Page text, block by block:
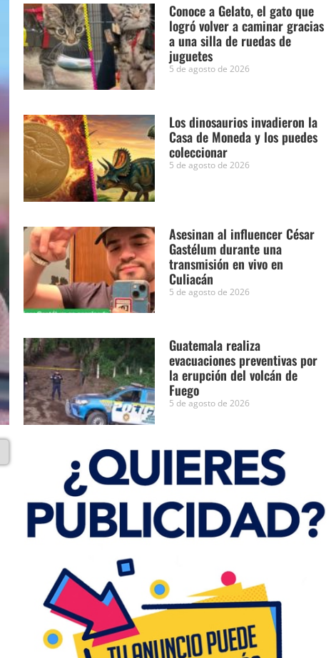
Conoce a Gelato, el gato que
logró volver a caminar gracias
a una silla de ruedas de
juguetes
5 de agosto de 2026
Los dinosaurios invadieron la
Casa de Moneda y los puedes
coleccionar
5 de agosto de 2026
Asesinan al influencer César
Gastélum durante una
transmisión en vivo en
Culiacán
5 de agosto de 2026
Guatemala realiza
evacuaciones preventivas por
la erupción del volcán de
Fuego
5 de agosto de 2026